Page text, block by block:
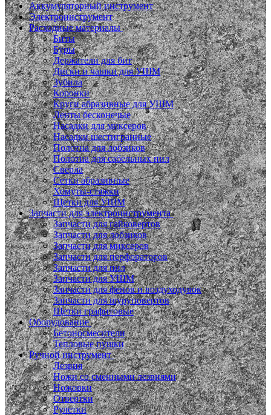
Аккумуляторный инструмент
Электроинструмент
Расходные материалы
Биты
Буры
Держатели для бит
Диски и чашки для УШМ
Зубила
Коронки
Круги абразивные для УШМ
Ленты бесконечые
Насадки для миксеров
Насадки шестигранные
Полотна для лобзиков
Полотна для сабельных пил
Сверла
Сетки абразивные
Хомуты-стяжки
Щетки для УШМ
Запчасти для электроинструмента
Запчасти для гайковертов
Запчасти для лобзиков
Запчасти для миксеров
Запчасти для перфораторов
Запчасти для пил
Запчасти для УШМ
Запчасти для фенов и воздуходувок
Запчасти для шуруповертов
Щетки графитовые
Оборудование
Бетоносмесители
Тепловые пушки
Ручной инструмент
Лезвия
Ножи со сменными лезвиями
Ножовки
Отвертки
Рулетки